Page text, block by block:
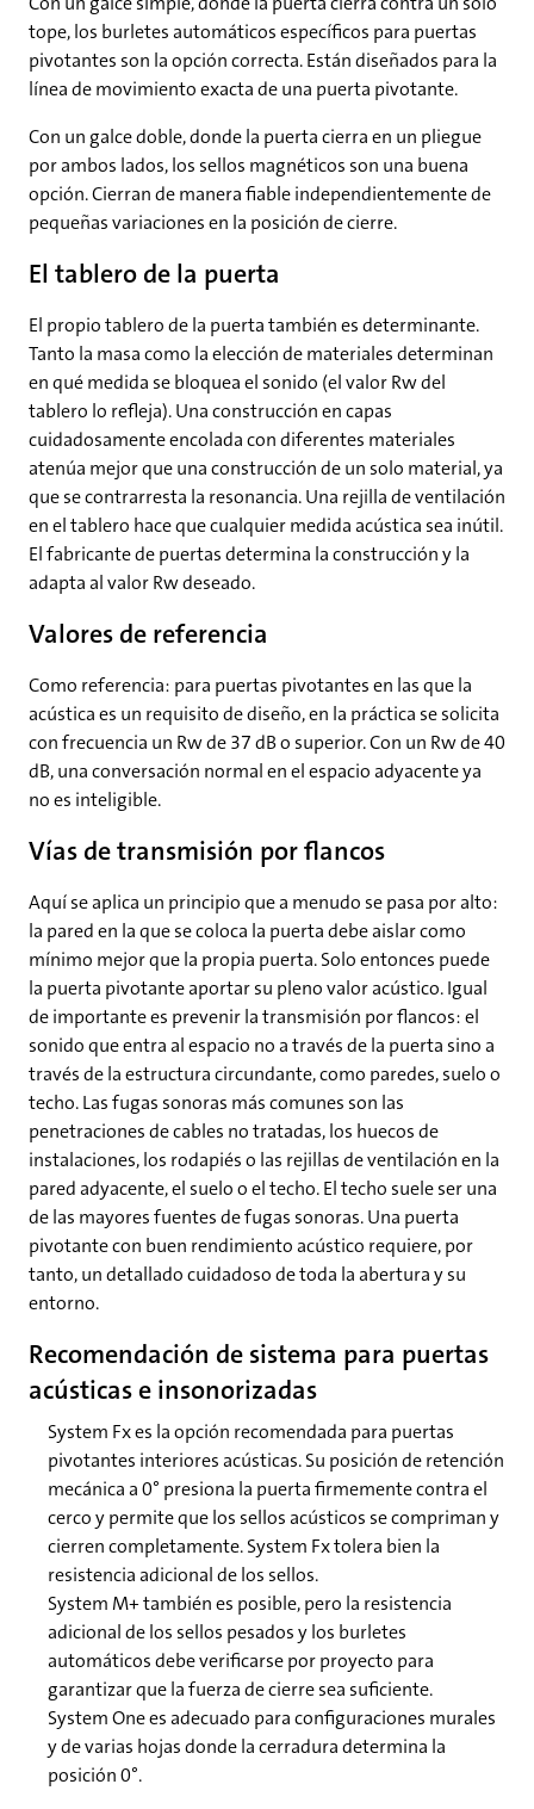
tope, los burletes automáticos específicos para puertas
pivotantes son la opción correcta. Están diseñados para la
línea de movimiento exacta de una puerta pivotante.
Con un galce doble, donde la puerta cierra en un pliegue
por ambos lados, los sellos magnéticos son una buena
opción. Cierran de manera fiable independientemente de
pequeñas variaciones en la posición de cierre.
El tablero de la puerta
El propio tablero de la puerta también es determinante.
Tanto la masa como la elección de materiales determinan
en qué medida se bloquea el sonido (el valor Rw del
tablero lo refleja). Una construcción en capas
cuidadosamente encolada con diferentes materiales
atenúa mejor que una construcción de un solo material, ya
que se contrarresta la resonancia. Una rejilla de ventilación
en el tablero hace que cualquier medida acústica sea inútil.
El fabricante de puertas determina la construcción y la
adapta al valor Rw deseado.
Valores de referencia
Como referencia: para puertas pivotantes en las que la
acústica es un requisito de diseño, en la práctica se solicita
con frecuencia un Rw de 37 dB o superior. Con un Rw de 40
dB, una conversación normal en el espacio adyacente ya
no es inteligible.
Vías de transmisión por flancos
Aquí se aplica un principio que a menudo se pasa por alto:
la pared en la que se coloca la puerta debe aislar como
mínimo mejor que la propia puerta. Solo entonces puede
la puerta pivotante aportar su pleno valor acústico. Igual
de importante es prevenir la transmisión por flancos: el
sonido que entra al espacio no a través de la puerta sino a
través de la estructura circundante, como paredes, suelo o
techo. Las fugas sonoras más comunes son las
penetraciones de cables no tratadas, los huecos de
instalaciones, los rodapiés o las rejillas de ventilación en la
pared adyacente, el suelo o el techo. El techo suele ser una
de las mayores fuentes de fugas sonoras. Una puerta
pivotante con buen rendimiento acústico requiere, por
tanto, un detallado cuidadoso de toda la abertura y su
entorno.
Recomendación de sistema para puertas
acústicas e insonorizadas
System Fx es la opción recomendada para puertas
pivotantes interiores acústicas. Su posición de retención
mecánica a 0° presiona la puerta firmemente contra el
cerco y permite que los sellos acústicos se compriman y
cierren completamente. System Fx tolera bien la
resistencia adicional de los sellos.
System M+ también es posible, pero la resistencia
adicional de los sellos pesados y los burletes
automáticos debe verificarse por proyecto para
garantizar que la fuerza de cierre sea suficiente.
System One es adecuado para configuraciones murales
y de varias hojas donde la cerradura determina la
posición 0°.